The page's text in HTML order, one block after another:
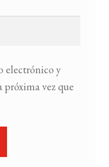
electrónico y
próxima vez que